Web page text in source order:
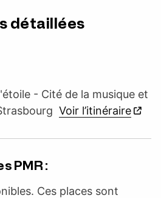
détaillées
- Cité de la musique et
Voir l’itinéraire
PMR :
Ces places sont